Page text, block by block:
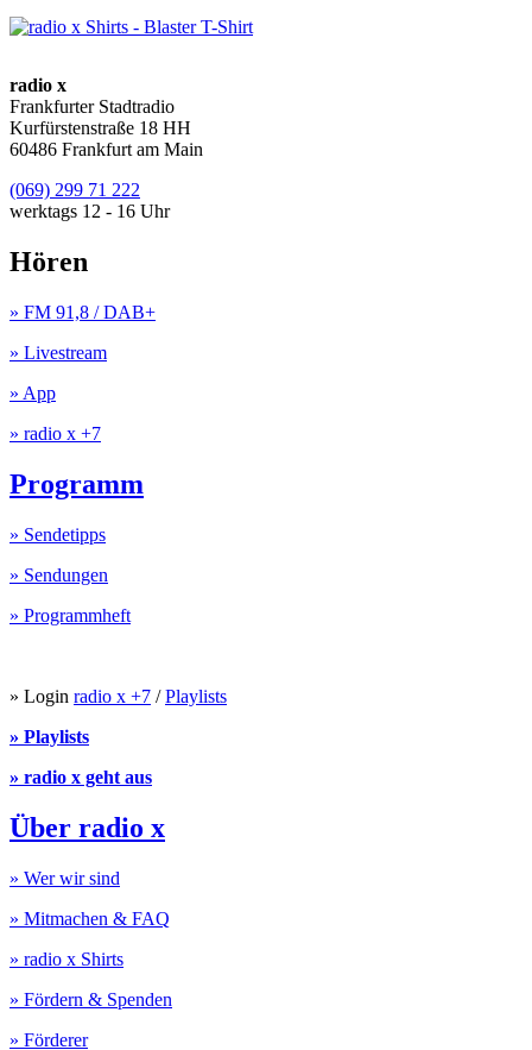
radio x
Frankfurter Stadtradio
Kurfürstenstraße 18 HH
60486 Frankfurt am Main
(069) 299 71 222
werktags 12 - 16 Uhr
Hören
» FM 91,8 / DAB+
» Livestream
» App
» radio x +7
Programm
» Sendetipps
» Sendungen
» Programmheft
» Login radio x +7 /Playlists
» Playlists
» radio x geht aus
Über radio x
» Wer wir sind
» Mitmachen & FAQ
» radio x Shirts
» Fördern & Spenden
» Förderer